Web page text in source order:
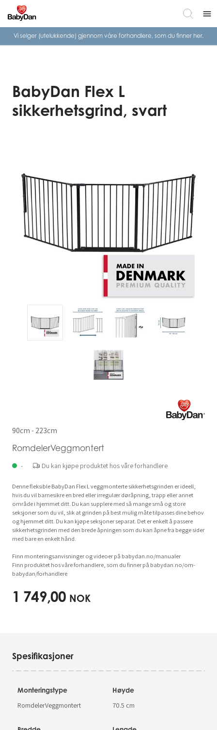
menu
Vi selger (utelukkende) gjennom våre forhandlere, som du finner her.
90cm - 223cm
RomdelerVeggmontert
- Du kan kjøpe produktet hos våre forhandlere
Denne fleksible BabyDan Flex L veggmonterte sikkerhetsgrinden er ideell,
hvis du vil barnesikre en bred eller irregulær døråpning, trapp eller annet
område i hjemmet ditt. Du kan supplere med så mange små og store
seksjoner som du vil, slik at grinden på best mulig måte tilpasses dine behov
og hjemmet ditt. Du kan kjøpe seksjoner separat. Det er enkelt å passere
sikkerhetsgrinden med den brede åpningen som du kan åpne fra begge sider
med bare en enkelt hånd.
Finn monteringsanvisninger og videoer på babydan.no/manualer
Finn produktet hos våre forhandlere, som du finner på babydan.no/om-
babydan/forhandlere
1 749,00 NOK
BabyDan Flex L
sikkerhetsgrind, svart
Spesifikasjoner
Monteringstype
RomdelerVeggmontert
Høyde
70.5 cm